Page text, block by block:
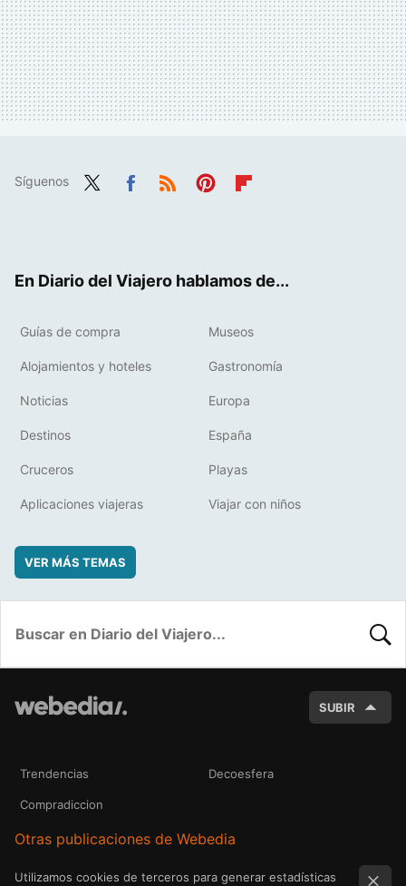
Síguenos
En Diario del Viajero hablamos de...
Guías de compra Museos
Alojamientos y hoteles Gastronomía
Noticias Europa
Destinos España
Cruceros Playas
Aplicaciones viajeras Viajar con niños
VER MÁS TEMAS
SUBIR
Trendencias Decoesfera
Compradiccion
Otras publicaciones de Webedia
Utilizamos cookies de terceros para generar estadísticas